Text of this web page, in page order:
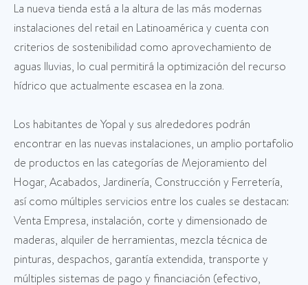
La nueva tienda está a la altura de las más modernas
instalaciones del retail en Latinoamérica y cuenta con
criterios de sostenibilidad como aprovechamiento de
aguas lluvias, lo cual permitirá la optimización del recurso
hídrico que actualmente escasea en la zona.
Los habitantes de Yopal y sus alrededores podrán
encontrar en las nuevas instalaciones, un amplio portafolio
de productos en las categorías de Mejoramiento del
Hogar, Acabados, Jardinería, Construcción y Ferretería,
así como múltiples servicios entre los cuales se destacan:
Venta Empresa, instalación, corte y dimensionado de
maderas, alquiler de herramientas, mezcla técnica de
pinturas, despachos, garantía extendida, transporte y
múltiples sistemas de pago y financiación (efectivo,